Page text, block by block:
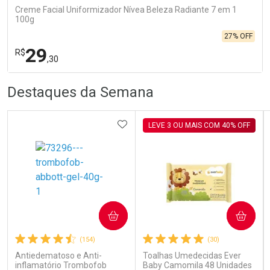
Creme Facial Uniformizador Nívea Beleza Radiante 7 em 1
100g
R$29,30
27% OFF
Laboratório
Comprar sem Desconto
Por R$ 29,30/cada
Por Menos
Comprar sem Desconto
Por R$ 29,30/cada
Destaques da Semana
(154)
Antiedematoso e Anti-
inflamatório Trombofob
ADICIONAR AOS FAVORITOS
COMPRAR
(30)
Toalhas Umedecidas Ever
Baby Camomila 48 Unidades
LEVE 3 OU MAIS COM 40% OFF
COMPRAR